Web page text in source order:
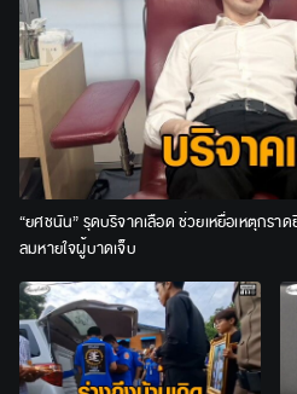
“ยศชนัน” รุดบริจาคเลือด ช่วยเหยื่อเหตุกรา
ลมหายใจผู้บาดเจ็บ